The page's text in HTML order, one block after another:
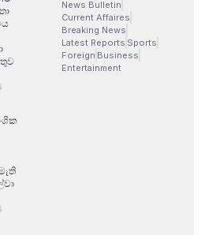
News Bulletin
Current Affaires
Breaking News
Latest Reports Sports
Foreign Business
Entertainment